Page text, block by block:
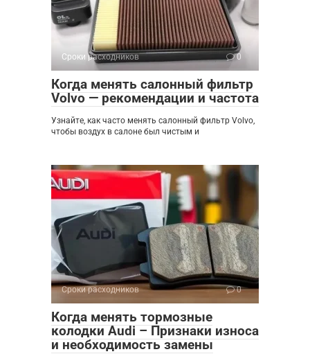
Сроки расходников 0
Когда менять салонный фильтр
Volvo — рекомендации и частота
Узнайте, как часто менять салонный фильтр Volvo,
чтобы воздух в салоне был чистым и
Сроки расходников 0
Когда менять тормозные
колодки Audi – Признаки износа
и необходимость замены